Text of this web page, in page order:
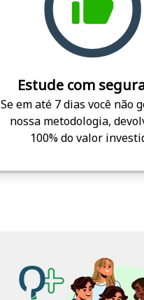
Estude com
Se em até 7 dias você não
nossa metodologia,
100% do valor